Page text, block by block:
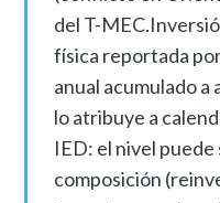
del T-
física reportada
anual acumulado a
lo atribuye a
IED: el nivel puede
composición